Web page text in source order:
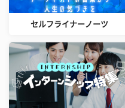
セルフライナーノーツ